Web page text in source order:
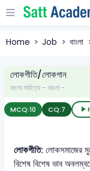
Home Job বাংলা
লোকগীতি/লোকগান
বাংলা সাহিত্য - বাংলা -
MCQ:10 CQ:7
লোকগীতি: লোকসমাজের
বিশেষ বিশেষ ভাব